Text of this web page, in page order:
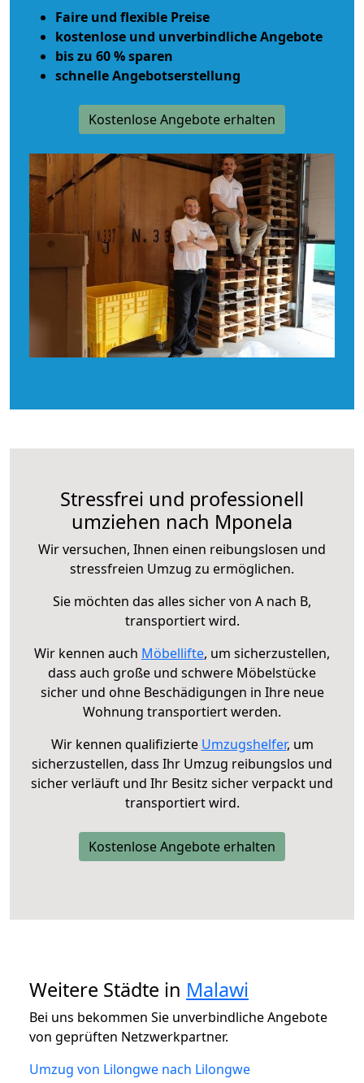
Faire und flexible Preise
kostenlose und unverbindliche Angebote
bis zu 60 % sparen
schnelle Angebotserstellung
Kostenlose Angebote erhalten
Stressfrei und professionell
umziehen nach Mponela
Wir versuchen, Ihnen einen reibungslosen und
stressfreien Umzug zu ermöglichen.
Sie möchten das alles sicher von A nach B,
transportiert wird.
Wir kennen auch Möbellifte, um sicherzustellen,
dass auch große und schwere Möbelstücke
sicher und ohne Beschädigungen in Ihre neue
Wohnung transportiert werden.
Wir kennen qualifizierte Umzugshelfer, um
sicherzustellen, dass Ihr Umzug reibungslos und
sicher verläuft und Ihr Besitz sicher verpackt und
transportiert wird.
Kostenlose Angebote erhalten
Weitere Städte in Malawi
Bei uns bekommen Sie unverbindliche Angebote
von geprüften Netzwerkpartner.
Umzug von Lilongwe nach Lilongwe